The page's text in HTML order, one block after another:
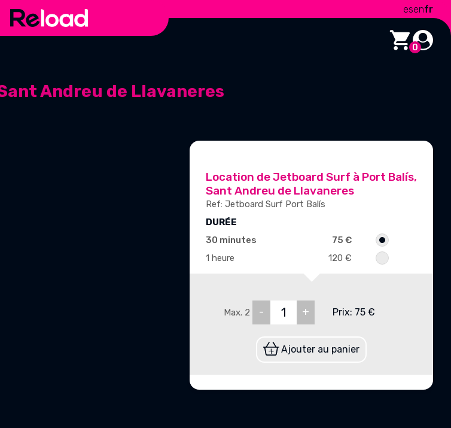
0
esenfr
Andreu de Llavaneres
Location de Jetboard Surf à Port Balís,
Sant Andreu de Llavaneres
Ref: Jetboard Surf Port Balís
DURÉE
30 minutes
75 €
1 heure
120 €
Max. 2 - + Prix: 75 €
Ajouter au panier